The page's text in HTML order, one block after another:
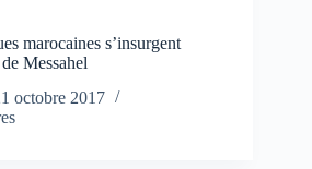
marocaines s’insurgent
Messahel
octobre 2017